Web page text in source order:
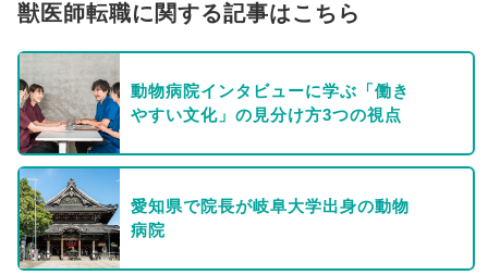
獣医師転職に関する記事はこちら
動物病院インタビューに学ぶ「働き
やすい文化」の見分け方3つの視点
愛知県で院長が岐阜大学出身の動物
病院